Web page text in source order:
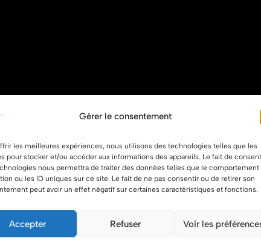
Gérer le consentement
les meilleures expériences, nous utilisons des technologies telles que les
pour stocker et/ou accéder aux informations des appareils. Le fait de
nous permettra de traiter des données telles que le comportement
ou les ID uniques sur ce site. Le fait de ne pas consentir ou de retirer son
peut avoir un effet négatif sur certaines caractéristiques et fonctions.
Accepter Refuser Voir les